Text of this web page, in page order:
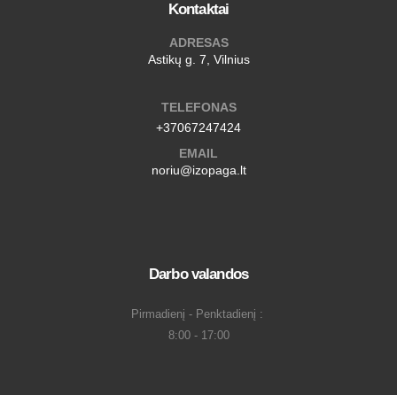
Kontaktai
ADRESAS
Astikų g. 7, Vilnius
TELEFONAS
+37067247424
EMAIL
noriu@izopaga.lt
Darbo valandos
Pirmadienį - Penktadienį :
8:00 - 17:00